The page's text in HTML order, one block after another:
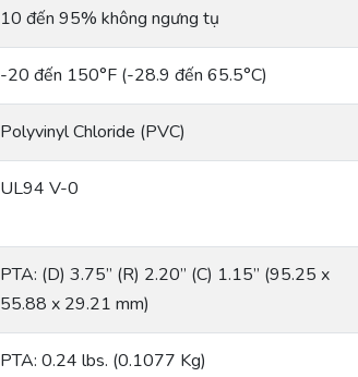
10 đến 95% không ngưng tụ
-20 đến 150°F (-28.9 đến 65.5°C)
Polyvinyl Chloride (PVC)
UL94 V-0
PTA: (D) 3.75” (R) 2.20” (C) 1.15” (95.25 x
55.88 x 29.21 mm)
PTA: 0.24 lbs. (0.1077 Kg)